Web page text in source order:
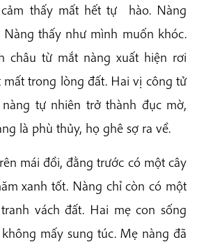
thấy mất hết tự hào. Nàng
Nàng thấy như mình muốn khóc.
châu từ mắt nàng xuất hiện rơi
mất trong lòng đất. Hai vị công tử
tự nhiên trở thành đục mờ,
là phù thủy, họ ghê sợ ra về.
mái đồi, đằng trước có một cây
xanh tốt. Nàng chỉ còn có một
vách đất. Hai mẹ con sống
mấy sung túc. Mẹ nàng đã